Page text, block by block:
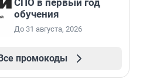
«КВС» обновила программу
для участников «Клуба Ваших
СПО в первый год
обучения
До 31 августа, 2026
промокоды